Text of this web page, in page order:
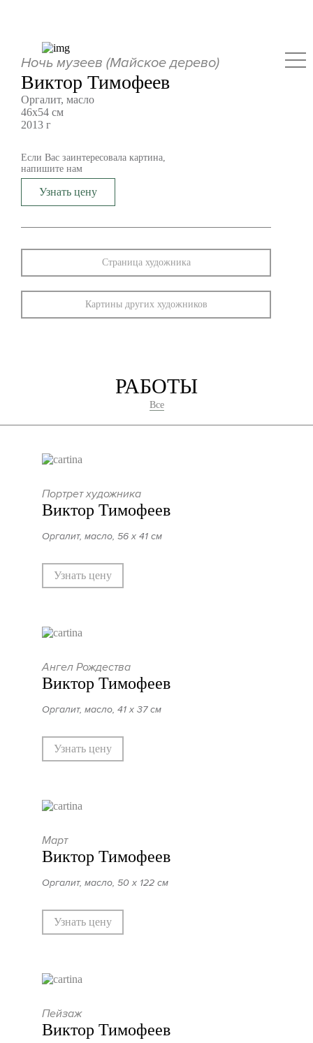
Ночь музеев (Майское дерево)
Виктор Тимофеев
Оргалит, масло
46х54 см
2013 г
Если Вас заинтересовала картина,
напишите нам
Узнать цену
Страница художника
Картины других художников
РАБОТЫ
Все
Портрет художника
Виктор Тимофеев
Оргалит, масло, 56 х 41 см
Узнать цену
Ангел Рождества
Виктор Тимофеев
Оргалит, масло, 41 х 37 см
Узнать цену
Март
Виктор Тимофеев
Оргалит, масло, 50 х 122 см
Узнать цену
Пейзаж
Виктор Тимофеев